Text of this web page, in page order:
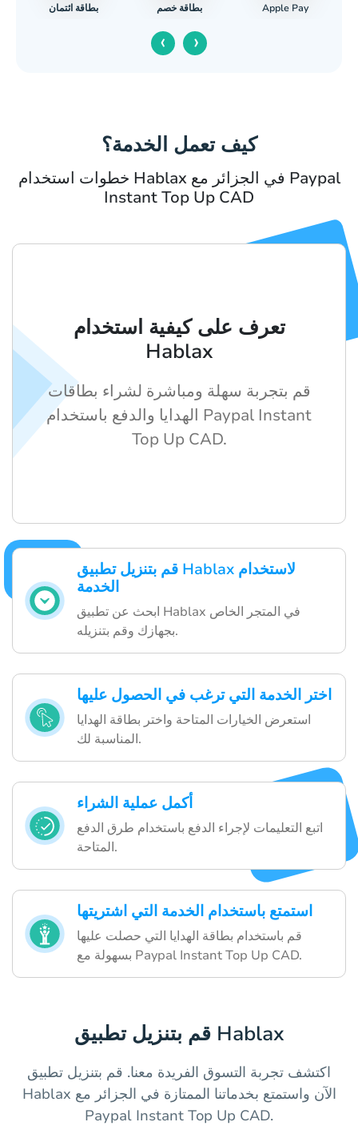
بطاقة ائتمان بطاقة خصم Apple Pay
‹ ›
كيف تعمل الخدمة؟
خطوات استخدام Hablax في الجزائر مع Paypal
Instant Top Up CAD
قم بتنزيل تطبيق Hablax لاستخدام
الخدمة
ابحث عن تطبيق Hablax في المتجر الخاص
بجهازك وقم بتنزيله.
اختر الخدمة التي ترغب في الحصول عليها
استعرض الخيارات المتاحة واختر بطاقة الهدايا
المناسبة لك.
أكمل عملية الشراء
اتبع التعليمات لإجراء الدفع باستخدام طرق الدفع
المتاحة.
استمتع باستخدام الخدمة التي اشتريتها
قم باستخدام بطاقة الهدايا التي حصلت عليها
بسهولة مع Paypal Instant Top Up CAD.
تعرف على كيفية استخدام
Hablax
قم بتجربة سهلة ومباشرة لشراء بطاقات
الهدايا والدفع باستخدام Paypal Instant
Top Up CAD.
قم بتنزيل تطبيق Hablax
اكتشف تجربة التسوق الفريدة معنا. قم بتنزيل تطبيق
Hablax الآن واستمتع بخدماتنا الممتازة في الجزائر مع
Paypal Instant Top Up CAD.